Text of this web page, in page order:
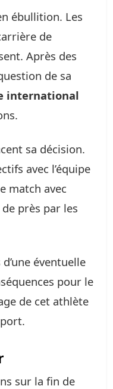
ébullition. Les
de
Après des
de sa
international
sa décision.
avec l’équipe
match avec
près par les
éventuelle
pour le
de cet athlète
sur la fin de